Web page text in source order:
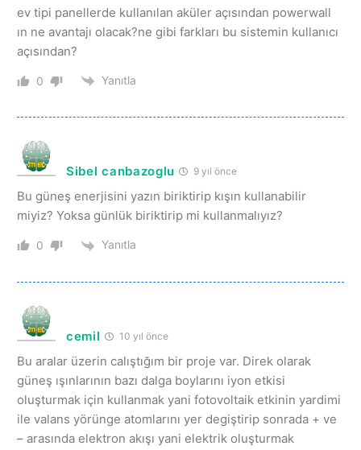
ev tipi panellerde kullanılan aküler açısından powerwall
ın ne avantajı olacak?ne gibi farkları bu sistemin kullanıcı
açısından?
0 Yanıtla
Sibel canbazoglu 9 yıl önce
Bu güneş enerjisini yazın biriktirip kışın kullanabilir
miyiz? Yoksa günlük biriktirip mi kullanmalıyız?
0 Yanıtla
cemil 10 yıl önce
Bu aralar üzerin calıştığım bir proje var. Direk olarak
güneş ışınlarının bazı dalga boylarını iyon etkisi
oluşturmak için kullanmak yani fotovoltaik etkinin yardimi
ile valans yörünge atomlarını yer degiştirip sonrada + ve
– arasında elektron akışı yani elektrik oluşturmak